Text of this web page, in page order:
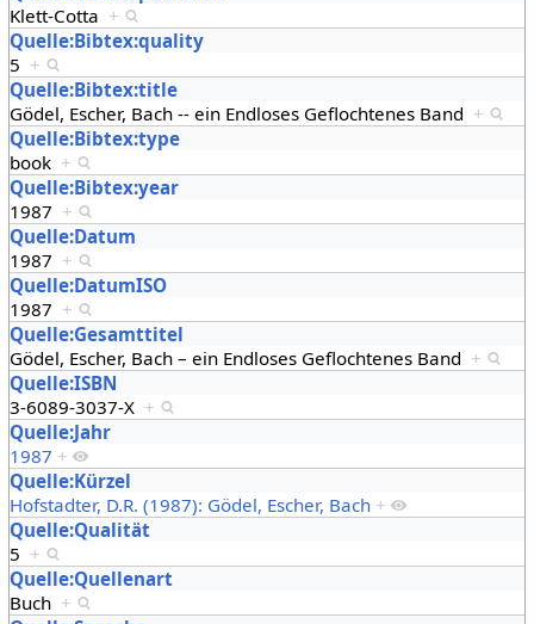
Klett-Cotta +
Quelle:Bibtex:quality
5 +
Quelle:Bibtex:title
Gödel, Escher, Bach -- ein Endloses Geflochtenes Band +
Quelle:Bibtex:type
book +
Quelle:Bibtex:year
1987 +
Quelle:Datum
1987 +
Quelle:DatumISO
1987 +
Quelle:Gesamttitel
Gödel, Escher, Bach – ein Endloses Geflochtenes Band +
Quelle:ISBN
3-6089-3037-X +
Quelle:Jahr
1987 +
Quelle:Kürzel
Hofstadter, D.R. (1987): Gödel, Escher, Bach +
Quelle:Qualität
5 +
Quelle:Quellenart
Buch +